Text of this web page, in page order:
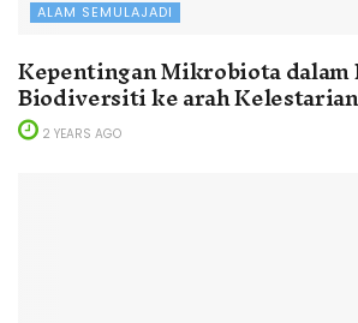
ALAM SEMULAJADI
Kepentingan Mikrobiota dalam
Biodiversiti ke arah
2 YEARS AGO